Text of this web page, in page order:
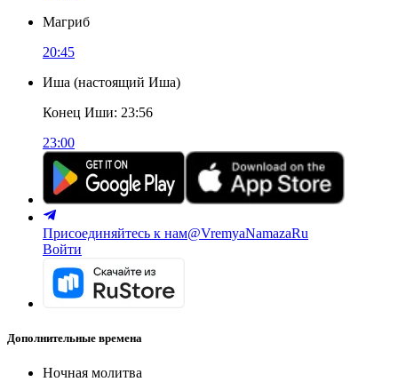
Магриб
20:45
Иша (настоящий Иша)
Конец Иши: 23:56
23:00
Присоединяйтесь к нам@VremyaNamazaRu
Войти
Дополнительные времена
Ночная молитва